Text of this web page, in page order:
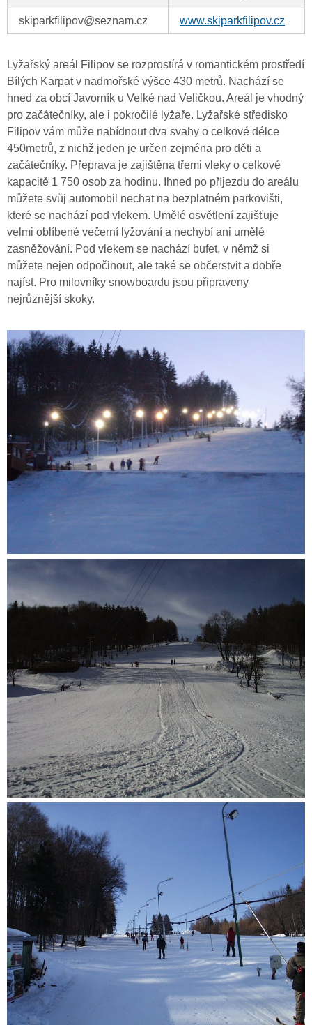
skiparkfilipov@seznam.cz www.skiparkfilipov.cz
Lyžařský areál Filipov se rozprostírá v romantickém prostředí
Bílých Karpat v nadmořské výšce 430 metrů. Nachází se
hned za obcí Javorník u Velké nad Veličkou. Areál je vhodný
pro začátečníky, ale i pokročilé lyžaře. Lyžařské středisko
Filipov vám může nabídnout dva svahy o celkové délce
450metrů, z nichž jeden je určen zejména pro děti a
začátečníky. Přeprava je zajištěna třemi vleky o celkové
kapacitě 1 750 osob za hodinu. Ihned po příjezdu do areálu
můžete svůj automobil nechat na bezplatném parkovišti,
které se nachází pod vlekem. Umělé osvětlení zajišťuje
velmi oblíbené večerní lyžování a nechybí ani umělé
zasněžování. Pod vlekem se nachází bufet, v němž si
můžete nejen odpočinout, ale také se občerstvit a dobře
najíst. Pro milovníky snowboardu jsou připraveny
nejrůznější skoky.